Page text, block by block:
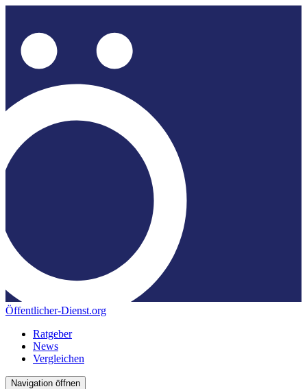
Öffentlicher-Dienst.org
Ratgeber
News
Vergleichen
Navigation öffnen